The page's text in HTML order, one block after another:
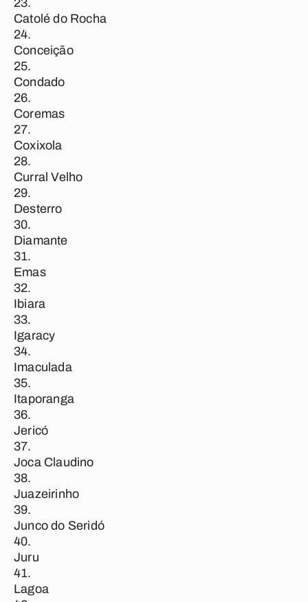
Catolé do Rocha
Conceição
Condado
Coremas
Coxixola
Curral Velho
Desterro
Diamante
Emas
Ibiara
Igaracy
Imaculada
Itaporanga
Jericó
Joca Claudino
Juazeirinho
Junco do Seridó
Juru
Lagoa